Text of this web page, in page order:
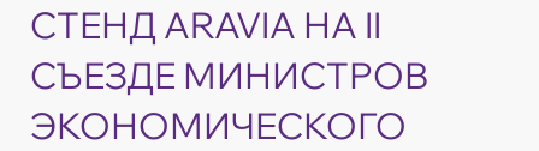
СТЕНД ARAVIA НА II
СЪЕЗДЕ МИНИСТРОВ
ЭКОНОМИЧЕСКОГО